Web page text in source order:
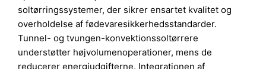
soltørringssystemer, der sikrer ensartet kvalitet og
overholdelse af fødevaresikkerhedsstandarder.
Tunnel- og tvungen-konvektionssoltørrere
understøtter højvolumenoperationer, mens de
reducerer energiudgifterne. Integrationen af